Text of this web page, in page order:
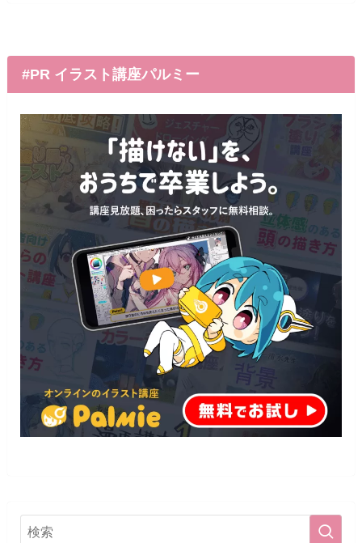
#PR イラスト講座パルミー